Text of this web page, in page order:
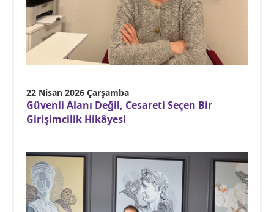
22 Nisan 2026 Çarşamba
Güvenli Alanı Değil, Cesareti Seçen Bir
Girişimcilik Hikâyesi